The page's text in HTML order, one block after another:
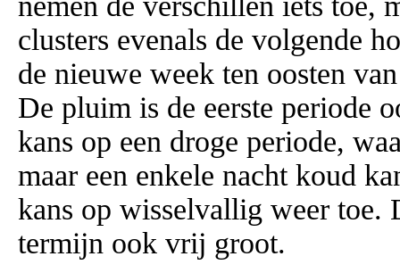
clusters evenals de volgende
de nieuwe week ten oosten
De pluim is de eerste periode
kans op een droge periode,
maar een enkele nacht koud
kans op wisselvallig weer toe.
termijn ook vrij groot.